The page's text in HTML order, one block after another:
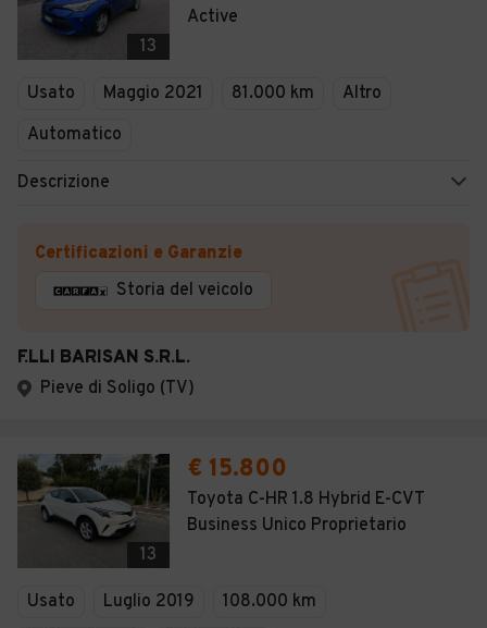
13
Active
Usato Maggio 2021 81.000 km
Altro
Automatico
Descrizione
Certificazioni e Garanzie
Storia del veicolo
F.LLI BARISAN S.R.L.
Pieve di Soligo (TV)
13
€ 15.800
Toyota C-HR 1.8 Hybrid E-CVT
Business Unico Proprietario
Usato Luglio 2019
108.000 km